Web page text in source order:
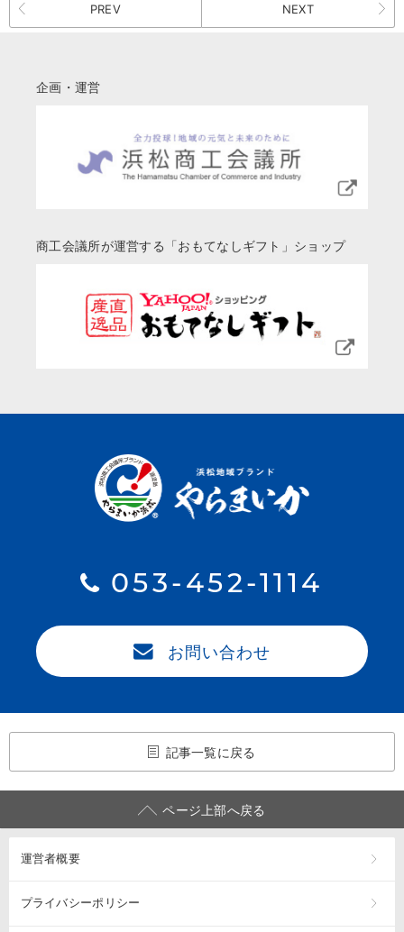
PREV NEXT
企画・運営
商工会議所が運営する「おもてなしギフト」ショップ
053-452-1114
お問い合わせ
記事一覧に戻る
ページ上部へ戻る
運営者概要
プライバシーポリシー